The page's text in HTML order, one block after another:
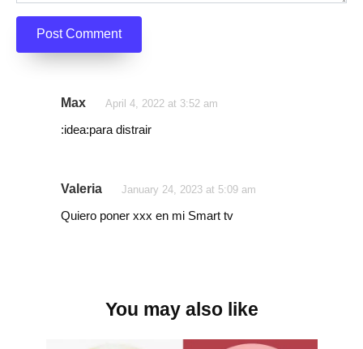
Max April 4, 2022 at 3:52 am
:idea:para distrair
Valeria January 24, 2023 at 5:09 am
Quiero poner xxx en mi Smart tv
You may also like